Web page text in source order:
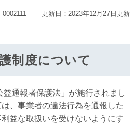
更新日：2023年12月27日更新
制度について
通報者保護法」が施行されまし
、事業者の違法行為を通報した
益な取扱いを受けないようにす